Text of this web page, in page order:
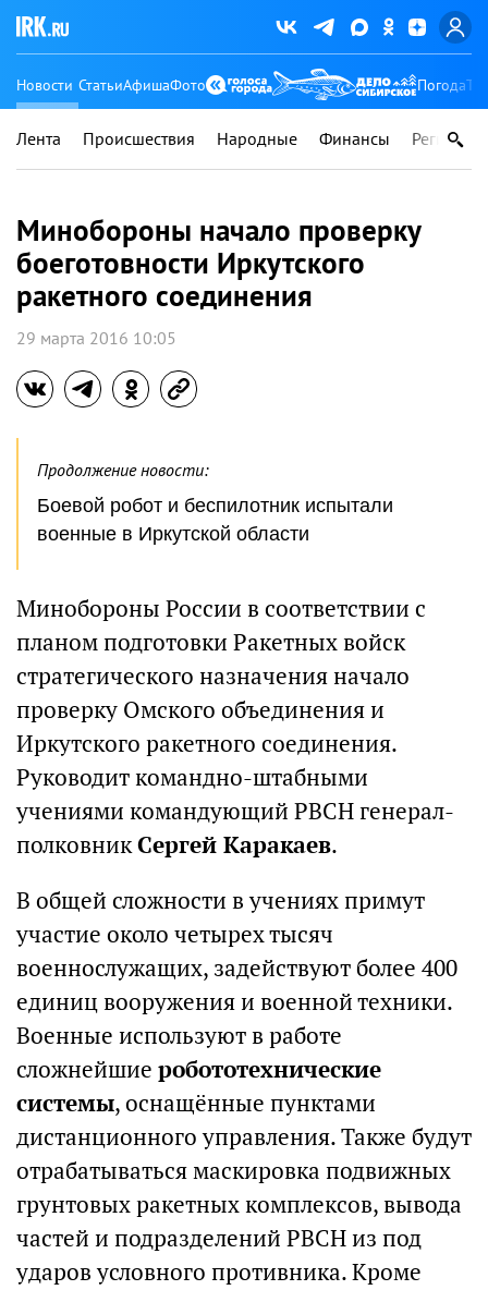
Новости СтатьиАфишаФото Погода
Лента Происшествия Народные Финансы Регионы
Минобороны начало проверку
боеготовности Иркутского
ракетного соединения
29 марта 2016 10:05
Продолжение новости:
Боевой робот и беспилотник испытали
военные в Иркутской области
Минобороны России в соответствии с
планом подготовки Ракетных войск
стратегического назначения начало
проверку Омского объединения и
Иркутского ракетного соединения.
Руководит командно-штабными
учениями командующий РВСН генерал-
полковникСергей Каракаев.
В общей сложности в учениях примут
участие около четырех тысяч
военнослужащих, задействуют более 400
единиц вооружения и военной техники.
Военные используют в работе
сложнейшие робототехнические
системы, оснащённые пунктами
дистанционного управления. Также будут
отрабатываться маскировка подвижных
грунтовых ракетных комплексов, вывода
частей и подразделений РВСН из под
ударов условного противника. Кроме